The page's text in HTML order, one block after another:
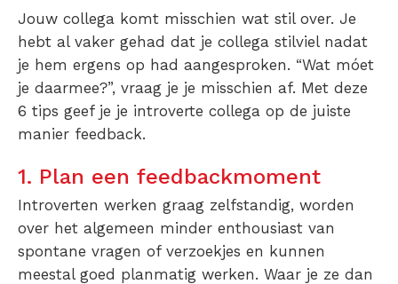
Jouw collega komt misschien wat stil over. Je
hebt al vaker gehad dat je collega stilviel nadat
je hem ergens op had aangesproken. “Wat móet
je daarmee?”, vraag je je misschien af. Met deze
6 tips geef je je introverte collega op de juiste
manier feedback.
1. Plan een feedbackmoment
Introverten werken graag zelfstandig, worden
over het algemeen minder enthousiast van
spontane vragen of verzoekjes en kunnen
meestal goed planmatig werken. Waar je ze dan